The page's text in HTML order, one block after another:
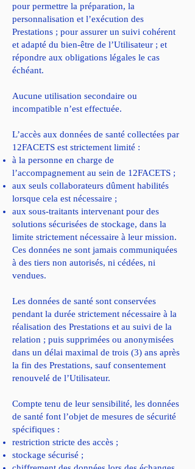
pour permettre la préparation, la
personnalisation et l’exécution des
Prestations ; pour assurer un suivi cohérent
et adapté du bien-être de l’Utilisateur ; et
répondre aux obligations légales le cas
échéant.
Aucune utilisation secondaire ou
incompatible n’est effectuée.
L’accès aux données de santé collectées par
12FACETS est strictement limité :
à la personne en charge de
l’accompagnement au sein de 12FACETS ;
aux seuls collaborateurs dûment habilités
lorsque cela est nécessaire ;
aux sous-traitants intervenant pour des
solutions sécurisées de stockage, dans la
limite strictement nécessaire à leur mission.
Ces données ne sont jamais communiquées
à des tiers non autorisés, ni cédées, ni
vendues.
Les données de santé sont conservées
pendant la durée strictement nécessaire à la
réalisation des Prestations et au suivi de la
relation ; puis supprimées ou anonymisées
dans un délai maximal de trois (3) ans après
la fin des Prestations, sauf consentement
renouvelé de l’Utilisateur.
Compte tenu de leur sensibilité, les données
de santé font l’objet de mesures de sécurité
spécifiques :
restriction stricte des accès ;
stockage sécurisé ;